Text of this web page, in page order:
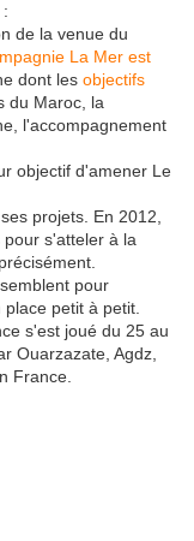
de la venue du
La Mer est
dont les objectifs
du Maroc, la
l'accompagnement
objectif d'amener Le
projets. En 2012,
s'atteler à la
pour
petit à petit.
s'est joué du 25 au
Ouarzazate, Agdz,
France.